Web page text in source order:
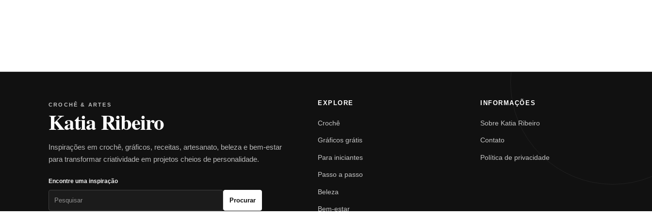
CROCHÊ & ARTES
Katia Ribeiro
Inspirações em crochê, gráficos, receitas, artesanato, beleza e bem-estar
para transformar criatividade em projetos cheios de personalidade.
Encontre uma inspiração
Procurar
EXPLORE
Crochê
Gráficos grátis
Para iniciantes
Passo a passo
Beleza
Bem-estar
INFORMAÇÕES
Sobre Katia Ribeiro
Contato
Política de privacidade